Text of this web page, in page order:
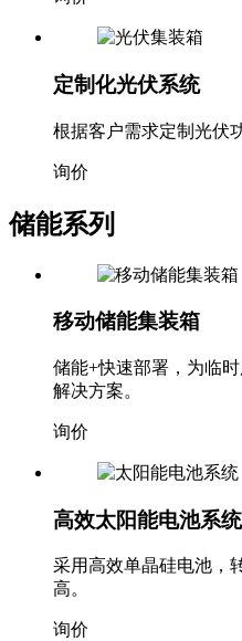
定制化光伏系统
根据客户需求定制光伏
询价
储能系列
移动储能集装箱
储能+快速部署，为临
解决方案。
询价
高效太阳能电池系统
采用高效单晶硅电池，
高。
询价